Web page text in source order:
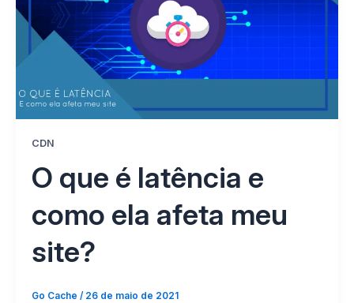
CDN
O que é latência e
como ela afeta meu
site?
Go Cache / 26 de maio de 2021